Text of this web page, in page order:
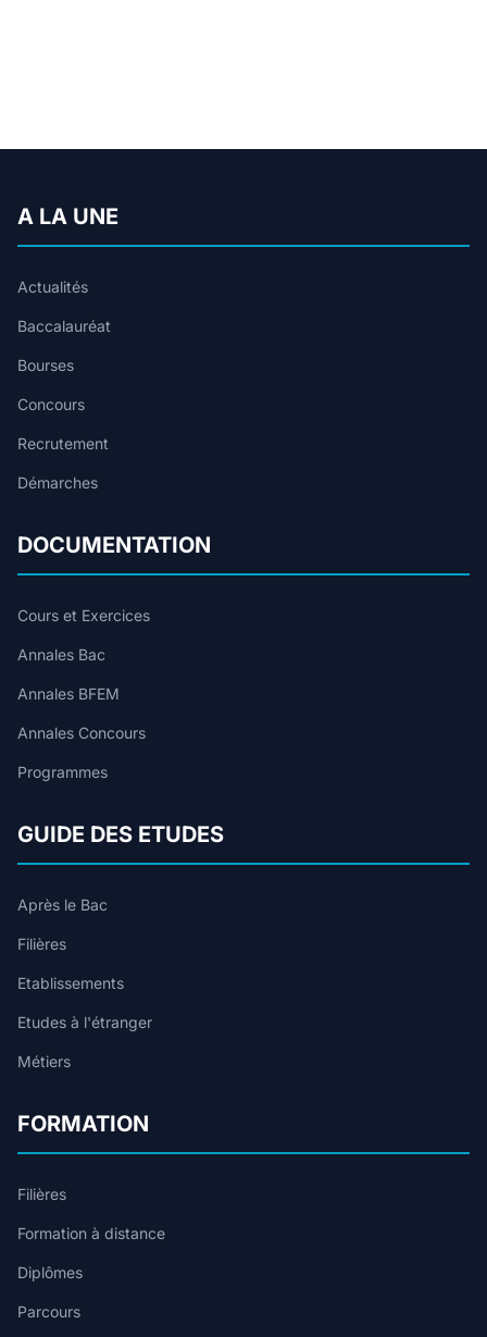
A LA UNE
Actualités
Baccalauréat
Bourses
Concours
Recrutement
Démarches
DOCUMENTATION
Cours et Exercices
Annales Bac
Annales BFEM
Annales Concours
Programmes
GUIDE DES ETUDES
Après le Bac
Filières
Etablissements
Etudes à l'étranger
Métiers
FORMATION
Filières
Formation à distance
Diplômes
Parcours